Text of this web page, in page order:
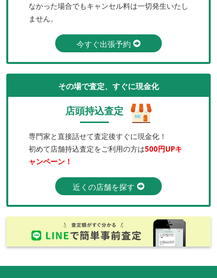
なかった場合でもキャンセル料は一切発生いたし
ません。
今すぐ出張予約
その場で査定、すぐに現金化
店頭持込査定
専門家と直接話せて査定後すぐに現金化！
初めて店舗持込査定をご利用の方は500円UPキ
ャンペーン！
近くの店舗を探す